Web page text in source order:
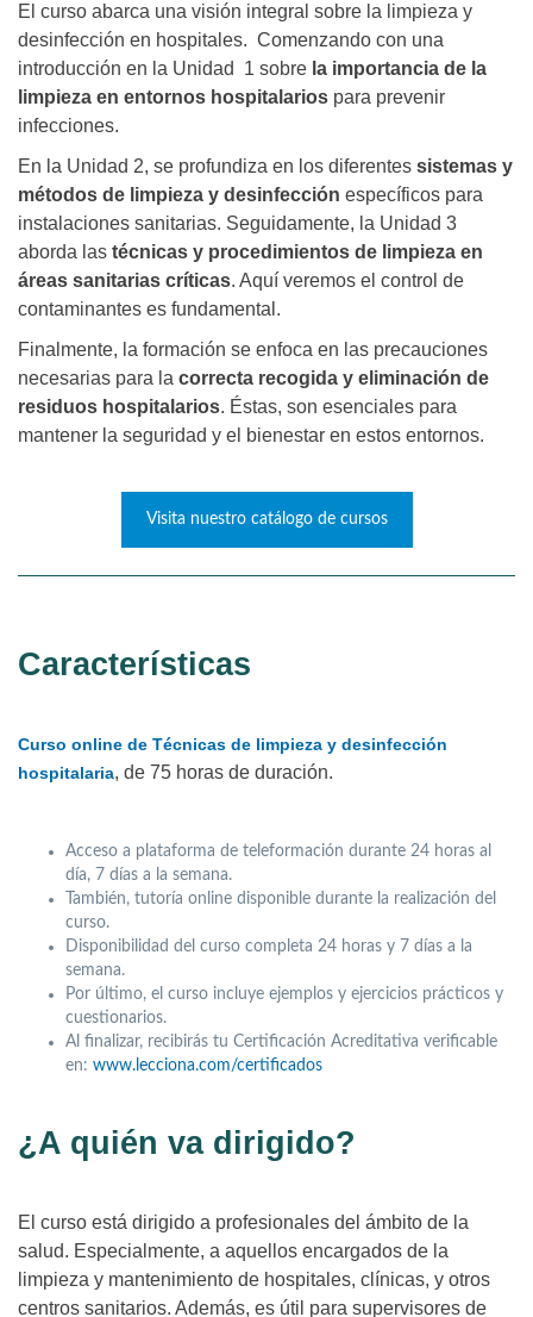
El curso abarca una visión integral sobre la limpieza y
desinfección en hospitales. Comenzando con una
introducción en la Unidad 1 sobre la importancia de la
limpieza en entornos hospitalarios para prevenir
infecciones.
En la Unidad 2, se profundiza en los diferentes sistemas y
métodos de limpieza y desinfección específicos para
instalaciones sanitarias. Seguidamente, la Unidad 3
aborda las técnicas y procedimientos de limpieza en
áreas sanitarias críticas. Aquí veremos el control de
contaminantes es fundamental.
Finalmente, la formación se enfoca en las precauciones
necesarias para la correcta recogida y eliminación de
residuos hospitalarios. Éstas, son esenciales para
mantener la seguridad y el bienestar en estos entornos.
Visita nuestro catálogo de cursos
Características
Curso online de Técnicas de limpieza y desinfección
hospitalaria, de 75 horas de duración.
Acceso a plataforma de teleformación durante 24 horas al
día, 7 días a la semana.
También, tutoría online disponible durante la realización del
curso.
Disponibilidad del curso completa 24 horas y 7 días a la
semana.
Por último, el curso incluye ejemplos y ejercicios prácticos y
cuestionarios.
Al finalizar, recibirás tu Certificación Acreditativa verificable
en: www.lecciona.com/certificados
¿A quién va dirigido?
El curso está dirigido a profesionales del ámbito de la
salud. Especialmente, a aquellos encargados de la
limpieza y mantenimiento de hospitales, clínicas, y otros
centros sanitarios. Además, es útil para supervisores de